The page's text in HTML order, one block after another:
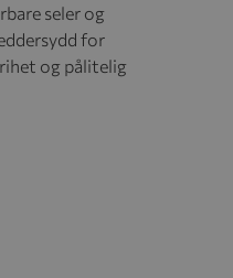
seler og
for
og pålitelig